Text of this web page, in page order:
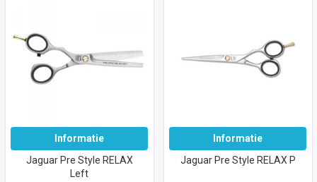
Informatie
Jaguar Pre Style RELAX
Left
Informatie
Jaguar Pre Style RELAX P